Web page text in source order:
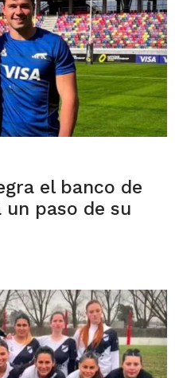
el banco de
un paso de su